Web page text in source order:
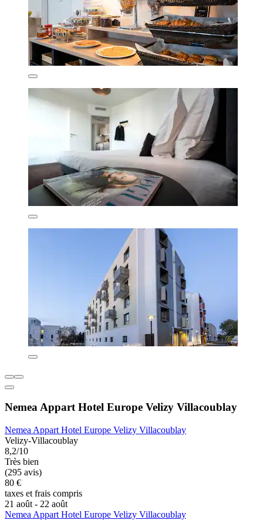
Nemea Appart Hotel Europe Velizy Villacoublay
Nemea Appart Hotel Europe Velizy Villacoublay
Velizy-Villacoublay
8,2/10
Très bien
(295 avis)
80 €
taxes et frais compris
21 août - 22 août
Nemea Appart Hotel Europe Velizy Villacoublay